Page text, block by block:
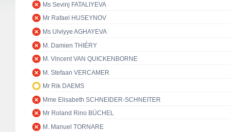
Ms Sevinj FATALIYEVA
Mr Rafael HUSEYNOV
Ms Ulviyye AGHAYEVA
M. Damien THIÉRY
M. Vincent VAN QUICKENBORNE
M. Stefaan VERCAMER
Mr Rik DAEMS
Mme Elisabeth SCHNEIDER-SCHNEITER
Mr Roland Rino BÜCHEL
M. Manuel TORNARE